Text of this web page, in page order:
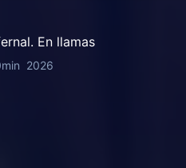
En llamas
2026